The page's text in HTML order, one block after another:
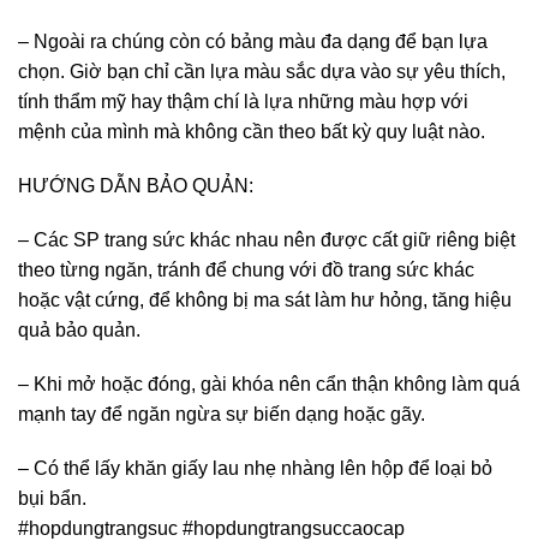
– Ngoài ra chúng còn có bảng màu đa dạng để bạn lựa
chọn. Giờ bạn chỉ cần lựa màu sắc dựa vào sự yêu thích,
tính thẩm mỹ hay thậm chí là lựa những màu hợp với
mệnh của mình mà không cần theo bất kỳ quy luật nào.
HƯỚNG DẪN BẢO QUẢN:
– Các SP trang sức khác nhau nên được cất giữ riêng biệt
theo từng ngăn, tránh để chung với đồ trang sức khác
hoặc vật cứng, để không bị ma sát làm hư hỏng, tăng hiệu
quả bảo quản.
– Khi mở hoặc đóng, gài khóa nên cẩn thận không làm quá
mạnh tay để ngăn ngừa sự biến dạng hoặc gãy.
– Có thể lấy khăn giấy lau nhẹ nhàng lên hộp để loại bỏ
bụi bẩn.
#hopdungtrangsuc #hopdungtrangsuccaocap